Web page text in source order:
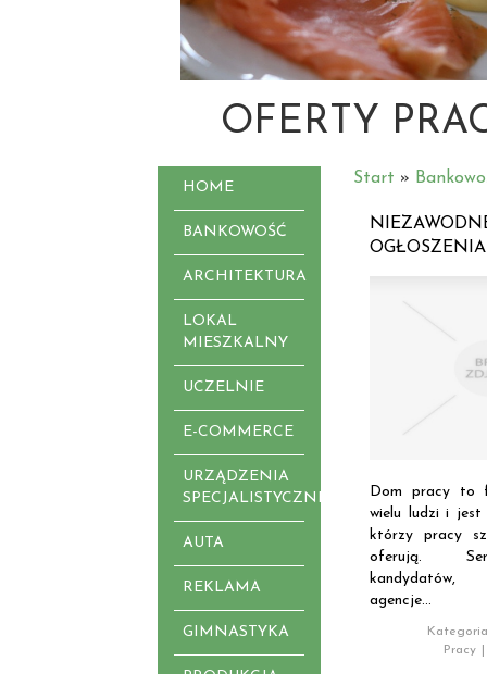
OFERTY
HOME
BANKOWOŚĆ
ARCHITEKTURA
LOKAL
MIESZKALNY
UCZELNIE
E-COMMERCE
URZĄDZENIA
SPECJALISTYCZNE
AUTA
REKLAMA
GIMNASTYKA
Start »
Dom pracy to
wielu ludzi i jest
którzy pracy
oferują.
kandydatów,
agencje...
Pracy